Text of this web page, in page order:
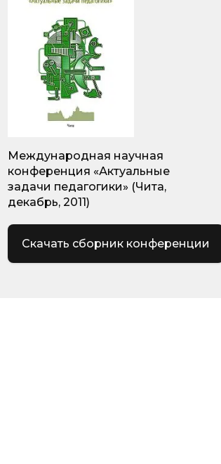
Международная научная
конференция «Актуальные
задачи педагогики» (Чита,
декабрь, 2011)
Скачать сборник конференции